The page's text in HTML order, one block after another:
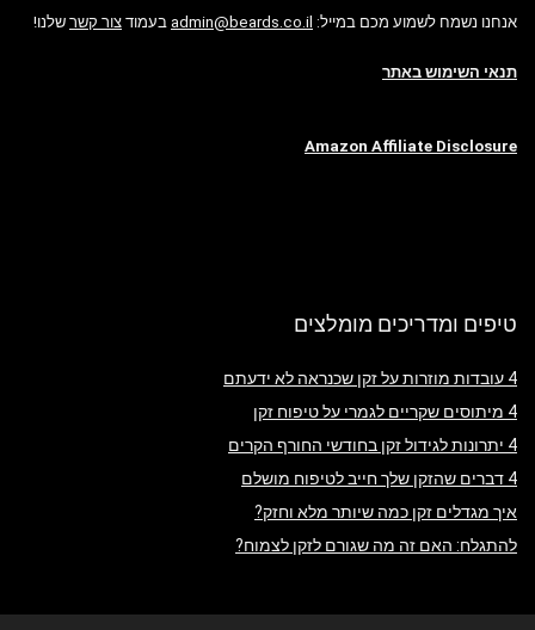
אנחנו נשמח לשמוע מכם במייל: admin@beards.co.il בעמוד צור קשר שלנו!
תנאי השימוש באתר
Amazon Affiliate Disclosure
טיפים ומדריכים מומלצים
4 עובדות מוזרות על זקן שכנראה לא ידעתם
4 מיתוסים שקריים לגמרי על טיפוח זקן
4 יתרונות לגידול זקן בחודשי החורף הקרים
4 דברים שהזקן שלך חייב לטיפוח מושלם
איך מגדלים זקן כמה שיותר מלא וחזק?
להתגלח: האם זה מה שגורם לזקן לצמוח?